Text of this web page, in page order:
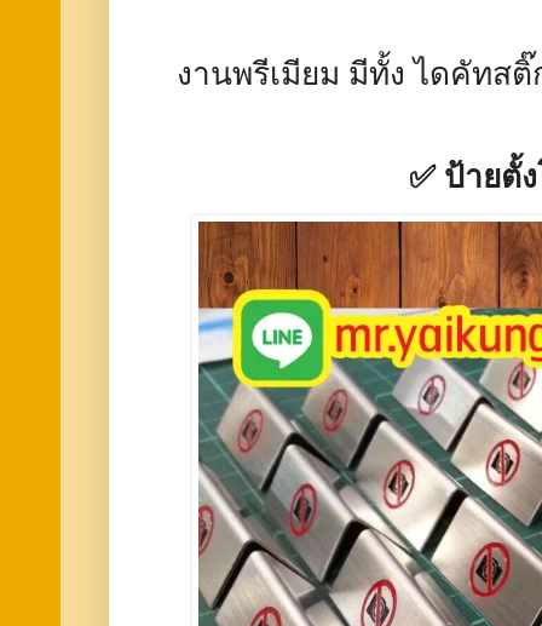
งานพรีเมียม มีทั้ง ไดคัทส
✅ ป้ายตั้